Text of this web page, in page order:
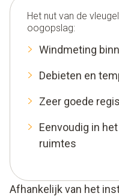
Het nut van de
oogopslag:
Windmeting
Debieten en
Zeer goede
Eenvoudig in
ruimtes
Afhankelijk van het